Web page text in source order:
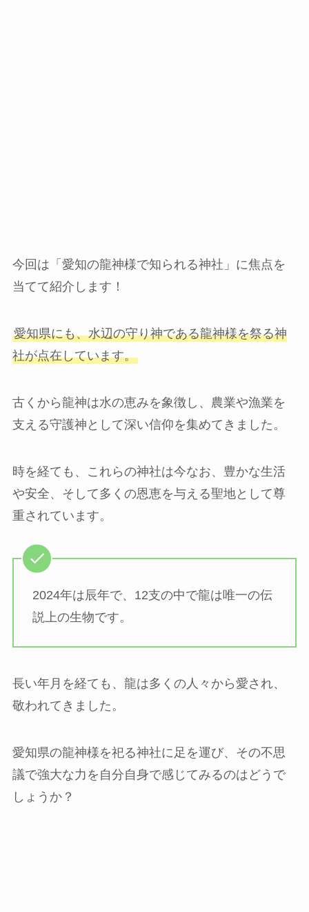
今回は「愛知の龍神様で知られる神社」に焦点を
当てて紹介します！
愛知県にも、水辺の守り神である龍神様を祭る神
社が点在しています。
古くから龍神は水の恵みを象徴し、農業や漁業を
支える守護神として深い信仰を集めてきました。
時を経ても、これらの神社は今なお、豊かな生活
や安全、そして多くの恩恵を与える聖地として尊
重されています。
2024年は辰年で、12支の中で龍は唯一の伝
説上の生物です。
長い年月を経ても、龍は多くの人々から愛され、
敬われてきました。
愛知県の龍神様を祀る神社に足を運び、その不思
議で強大な力を自分自身で感じてみるのはどうで
しょうか？